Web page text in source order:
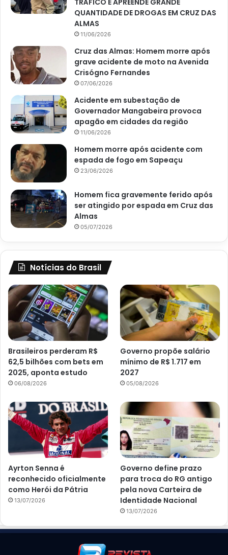
QUANTIDADE DE DROGAS EM CRUZ DAS
ALMAS
11/06/2026
Cruz das Almas: Homem morre após
grave acidente de moto na Avenida
Crisógno Fernandes
07/06/2026
Acidente em subestação de
Governador Mangabeira provoca
apagão em cidades da região
11/06/2026
Homem morre após acidente com
espada de fogo em Sapeaçu
23/06/2026
Homem fica gravemente ferido após
ser atingido por espada em Cruz das
Almas
05/07/2026
Notícias do Brasil
Brasileiros perderam R$
62,5 bilhões com bets em
2025, aponta estudo
06/08/2026
Governo propõe salário
mínimo de R$ 1.717 em
2027
05/08/2026
Ayrton Senna é
reconhecido oficialmente
como Herói da Pátria
13/07/2026
Governo define prazo
para troca do RG antigo
pela nova Carteira de
Identidade Nacional
13/07/2026